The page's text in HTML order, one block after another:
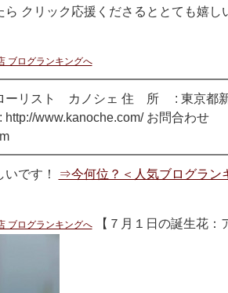
ら クリック応援くださるととても嬉
ブログランキングへ
ーリスト カノシェ 住 所 : 東京都新
: http://www.kanoche.com/ お問合わ
応
です！
⇒今何位？＜人気ブログラン
ブログランキングへ【７月１日の誕生花：